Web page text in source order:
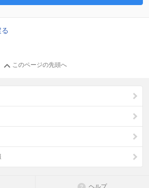
このページの先頭へ